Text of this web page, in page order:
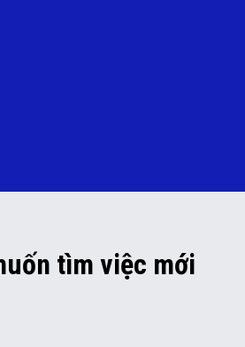
tìm việc mới